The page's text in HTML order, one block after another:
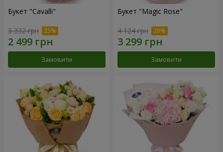
Букет "Cаvalli"
3 332 грн
Замовити
Букет "Magic Rose"
4 124 грн
Замовити